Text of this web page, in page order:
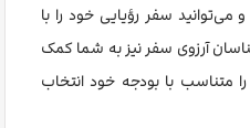
سفر رؤیایی خود را با
آرزوی سفر نیز به شما کمک
متناسب با بودجه خود انتخاب